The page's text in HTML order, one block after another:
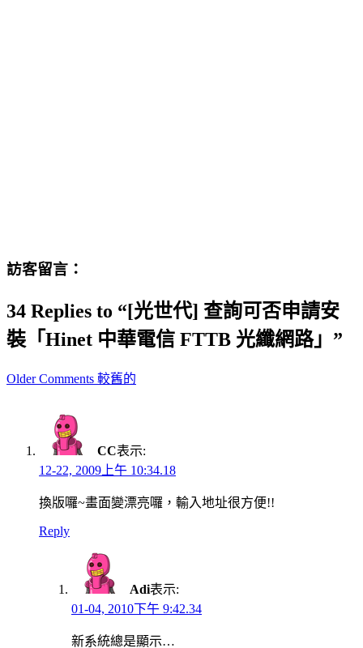
訪客留言：
34 Replies to “[光世代] 查詢可否申請安
裝「Hinet 中華電信 FTTB 光纖網路」”
Comment
Older Comments 較舊的
CC表示:
12-22, 2009上午 10:34.18
換版囉~畫面變漂亮囉，輸入地址很方便!!
Reply
Adi表示:
01-04, 2010下午 9:42.34
新系統總是顯示…